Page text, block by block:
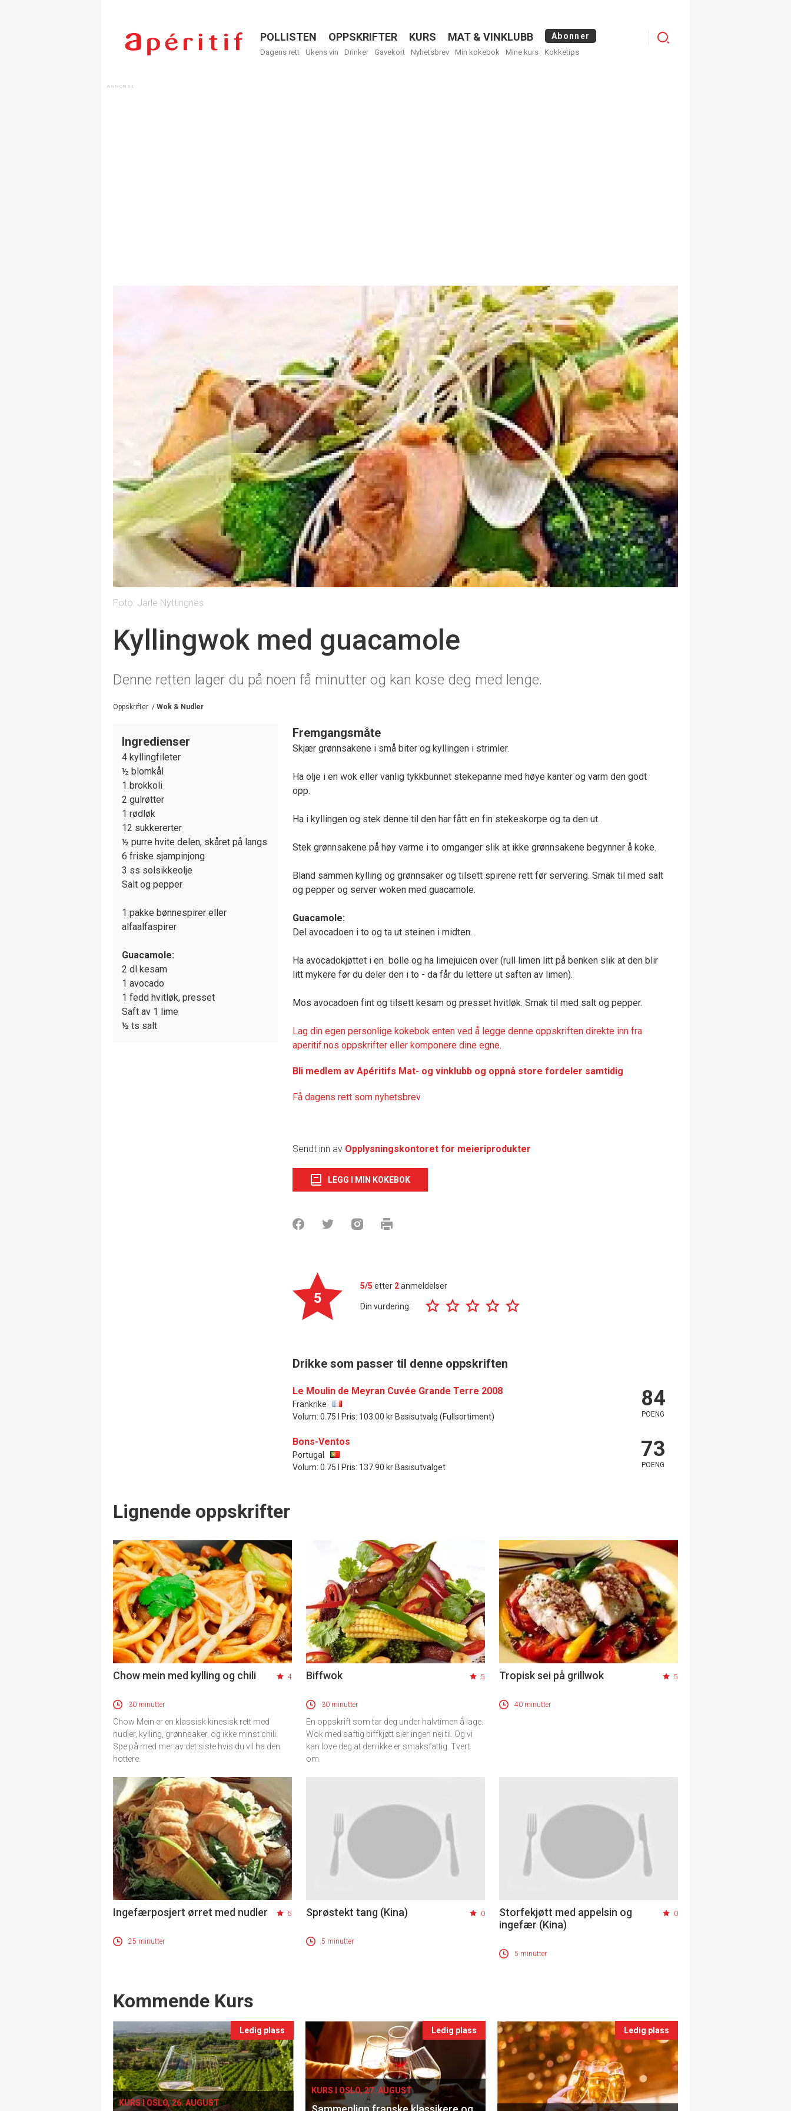
Menu
POLLISTEN OPPSKRIFTER KURS MAT & VINKLUBB Abonner
Dagens rett Ukens vin Drinker Gavekort Nyhetsbrev Min kokebok Mine kurs Kokketips
Logg
Foto: Jarle Nyttingnes
Kyllingwok med guacamole
Denne retten lager du på noen få minutter og kan kose deg med lenge.
Oppskrifter / Wok & Nudler
Ingredienser
4 kyllingfileter
½ blomkål
1 brokkoli
2 gulrøtter
1 rødløk
12 sukkererter
½ purre hvite delen, skåret på langs
6 friske sjampinjong
3 ss solsikkeolje
Salt og pepper
1 pakke bønnespirer eller
alfaalfaspirer
Guacamole:
2 dl kesam
1 avocado
1 fedd hvitløk, presset
Saft av 1 lime
½ ts salt
Fremgangsmåte
Skjær grønnsakene i små biter og kyllingen i strimler.
Ha olje i en wok eller vanlig tykkbunnet stekepanne med høye kanter og varm den godt
opp.
Ha i kyllingen og stek denne til den har fått en fin stekeskorpe og ta den ut.
Stek grønnsakene på høy varme i to omganger slik at ikke grønnsakene begynner å koke.
Bland sammen kylling og grønnsaker og tilsett spirene rett før servering. Smak til med salt
og pepper og server woken med guacamole.
Guacamole:
Del avocadoen i to og ta ut steinen i midten.
Ha avocadokjøttet i en bolle og ha limejuicen over (rull limen litt på benken slik at den blir
litt mykere før du deler den i to - da får du lettere ut saften av limen).
Mos avocadoen fint og tilsett kesam og presset hvitløk. Smak til med salt og pepper.
Lag din egen personlige kokebok enten ved å legge denne oppskriften direkte inn fra
aperitif.nos oppskrifter eller komponere dine egne.
Bli medlem av Apéritifs Mat- og vinklubb og oppnå store fordeler samtidig
Få dagens rett som nyhetsbrev
Sendt inn av Opplysningskontoret for meieriprodukter
LEGG I MIN KOKEBOK
5
5/5 etter 2anmeldelser
Din vurdering:
Drikke som passer til denne oppskriften
Le Moulin de Meyran Cuvée Grande Terre 2008
Frankrike
Volum: 0.75 l Pris: 103.00 kr Basisutvalg (Fullsortiment)
84
POENG
Bons-Ventos
Portugal
Volum: 0.75 l Pris: 137.90 kr Basisutvalget
73
POENG
Lignende oppskrifter
Chow mein med kylling og chili 4
30 minutter
Chow Mein er en klassisk kinesisk rett med
nudler, kylling, grønnsaker, og ikke minst chili.
Spe på med mer av det siste hvis du vil ha den
hottere.
Biffwok 5
30 minutter
En oppskrift som tar deg under halvtimen å lage.
Wok med saftig biffkjøtt sier ingen nei til. Og vi
kan love deg at den ikke er smaksfattig. Tvert
om.
Tropisk sei på grillwok 5
40 minutter
Ingefærposjert ørret med nudler 5
25 minutter
Sprøstekt tang (Kina) 0
5 minutter
Storfekjøtt med appelsin og
ingefær (Kina)
0
5 minutter
Events
Kommende Kurs
Ledig plass
KURS I OSLO, 26. AUGUST
Ledig plass
KURS I OSLO, 27. AUGUST
Ledig plass